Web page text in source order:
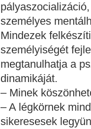
személyes
Mindezek
személyiségét
megtanulhatja a
dinamikáját.
– Minek
– A légkörnek
sikeresesek